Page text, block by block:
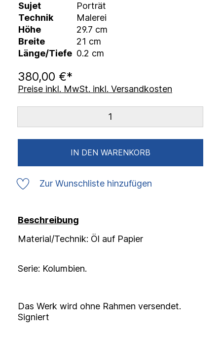
Sujet
Porträt
Technik
Malerei
Höhe
29.7 cm
Breite
21 cm
Länge/Tiefe 0.2 cm
380,00 €*
Preise inkl. MwSt. inkl. Versandkosten
IN DEN WARENKORB
Zur Wunschliste hinzufügen
Beschreibung
Material/Technik: Öl auf Papier
Serie: Kolumbien.
Das Werk wird ohne Rahmen versendet.
Signiert